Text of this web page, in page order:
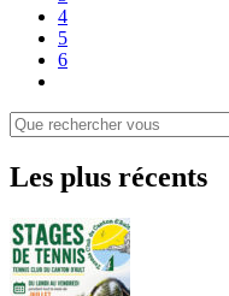
4
5
6
Les plus récents